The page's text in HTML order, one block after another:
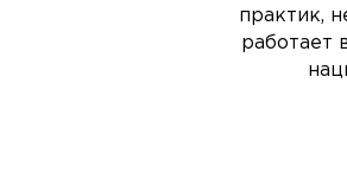
практик,
работает